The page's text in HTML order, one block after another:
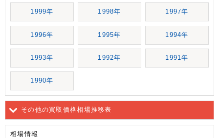
1999年 1998年 1997年
1996年 1995年 1994年
1993年 1992年 1991年
1990年
その他の買取価格相場推移表
相場情報